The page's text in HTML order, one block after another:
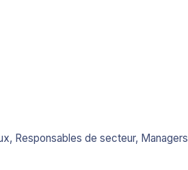
Responsables de secteur, Managers